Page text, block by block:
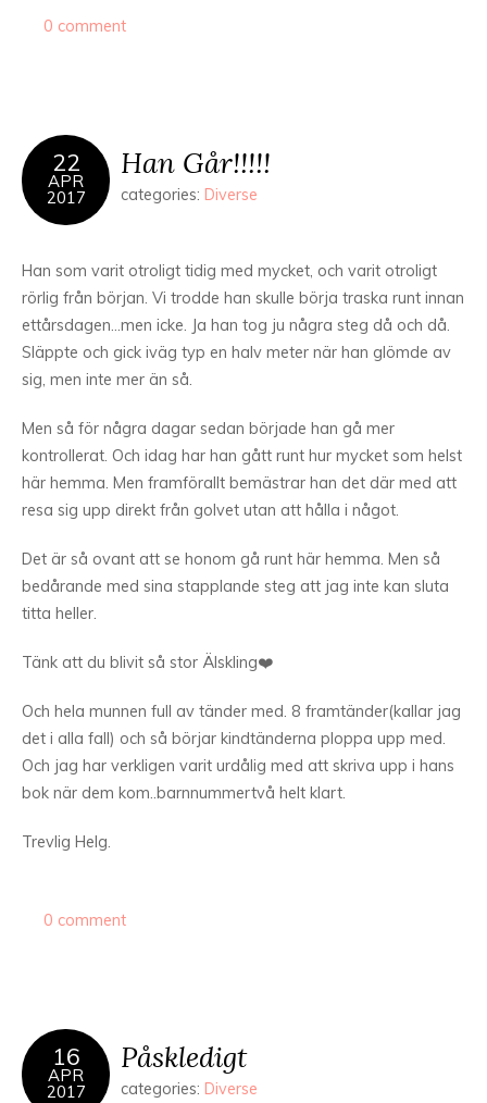
0 comment
22
APR
2017
Han Går!!!!!
categories: Diverse
Han som varit otroligt tidig med mycket, och varit otroligt
rörlig från början. Vi trodde han skulle börja traska runt innan
ettårsdagen…men icke. Ja han tog ju några steg då och då.
Släppte och gick iväg typ en halv meter när han glömde av
sig, men inte mer än så.
Men så för några dagar sedan började han gå mer
kontrollerat. Och idag har han gått runt hur mycket som helst
här hemma. Men framförallt bemästrar han det där med att
resa sig upp direkt från golvet utan att hålla i något.
Det är så ovant att se honom gå runt här hemma. Men så
bedårande med sina stapplande steg att jag inte kan sluta
titta heller.
Tänk att du blivit så stor Älskling❤️
Och hela munnen full av tänder med. 8 framtänder(kallar jag
det i alla fall) och så börjar kindtänderna ploppa upp med.
Och jag har verkligen varit urdålig med att skriva upp i hans
bok när dem kom..barnnummertvå helt klart.
Trevlig Helg.
0 comment
16
APR
2017
Påskledigt
categories: Diverse